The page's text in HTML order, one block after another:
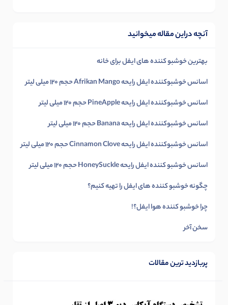
آنچه دراین مقاله میخوانید
بهترین خوشبو کننده های ایفل برای خانه
اسانس خوشبوکننده ایفل رایحه Afrikan Mango حجم 120 میلی لیتر
اسانس خوشبوکننده ایفل رایحه PineApple حجم 120 میلی لیتر
اسانس خوشبوکننده ایفل رایحه Banana حجم 120 میلی لیتر
اسانس خوشبوکننده ایفل رایحه Cinnamon Clove حجم 120 میلی لیتر
اسانس خوشبو کننده ایفل رایحه HoneySuckle حجم 120 میلی لیتر
چگونه خوشبو کننده های ایفل را تهیه کنیم؟
چرا خوشبو کننده هوا ایفل؟!
سخن آخر
پربازدید ترین مقالات